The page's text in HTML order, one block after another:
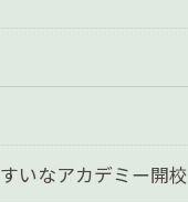
いなアカデミー開校